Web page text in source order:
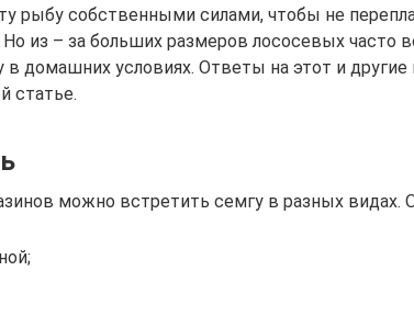
рыбу собственными силами, чтобы не
из – за больших размеров лососевых часто
в домашних условиях. Ответы на этот и
статье.
можно встретить семгу в разных видах.